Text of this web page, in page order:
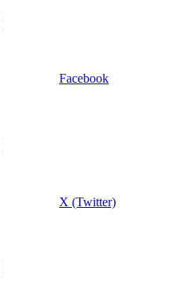
Facebook
X (Twitter)